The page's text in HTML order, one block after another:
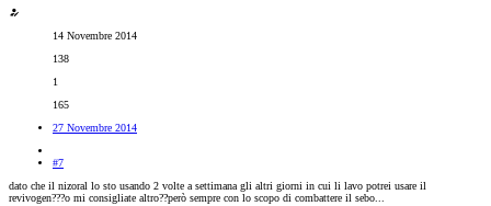
14 Novembre 2014
138
1
165
27 Novembre 2014
#7
dato che il nizoral lo sto usando 2 volte a settimana gli altri giorni in cui li lavo potrei usare il
revivogen???o mi consigliate altro??però sempre con lo scopo di combattere il sebo...